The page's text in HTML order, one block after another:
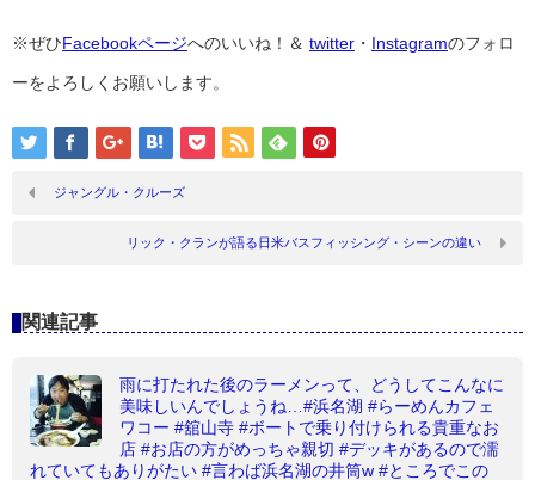
※ぜひFacebookページへのいいね！＆ twitter ・ Instagramのフォロ
ーをよろしくお願いします。
ジャングル・クルーズ
リック・クランが語る日米バスフィッシング・シーンの違い
関連記事
雨に打たれた後のラーメンって、どうしてこんなに
美味しいんでしょうね…#浜名湖 #らーめんカフェ
ワコー #舘山寺 #ボートで乗り付けられる貴重なお
店 #お店の方がめっちゃ親切 #デッキがあるので濡
れていてもありがたい #言わば浜名湖の井筒w #ところでこの